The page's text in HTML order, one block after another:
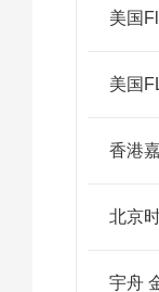
美国
香港
北京
宇舟